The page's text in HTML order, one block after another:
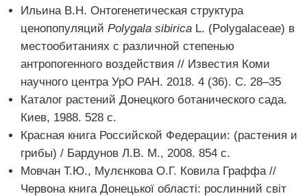
Ильина В.Н. Онтогенетическая структура
ценопопуляций Polygala sibirica L. (Polygalaceae) в
местообитаниях с различной степенью
антропогенного воздействия // Известия Коми
научного центра УрО РАН. 2018. 4 (36). С. 28–35
Каталог растений Донецкого ботанического сада.
Киев, 1988. 528 с.
Красная книга Российской Федерации: (растения и
грибы) / Бардунов Л.В. М., 2008. 854 с.
Мовчан Т.Ю., Мулєнкова О.Г. Ковила Граффа //
Червона книга Донецької області: рослинний світ